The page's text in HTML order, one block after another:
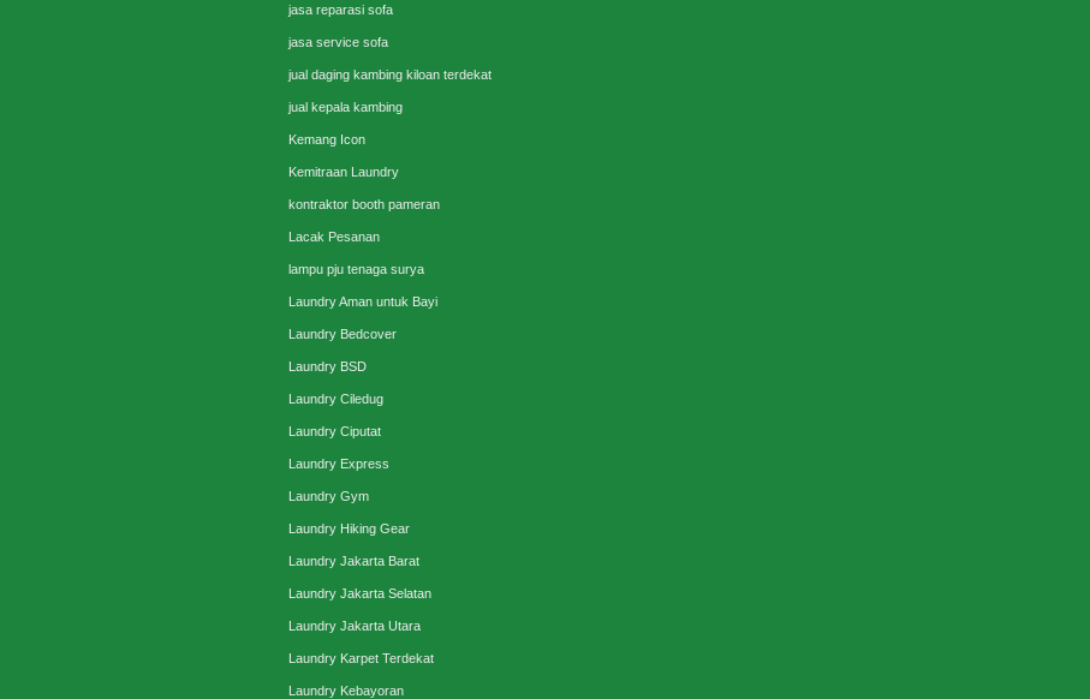
jasa reparasi sofa
jasa service sofa
jual daging kambing kiloan terdekat
jual kepala kambing
Kemang Icon
Kemitraan Laundry
kontraktor booth pameran
Lacak Pesanan
lampu pju tenaga surya
Laundry Aman untuk Bayi
Laundry Bedcover
Laundry BSD
Laundry Ciledug
Laundry Ciputat
Laundry Express
Laundry Gym
Laundry Hiking Gear
Laundry Jakarta Barat
Laundry Jakarta Selatan
Laundry Jakarta Utara
Laundry Karpet Terdekat
Laundry Kebayoran